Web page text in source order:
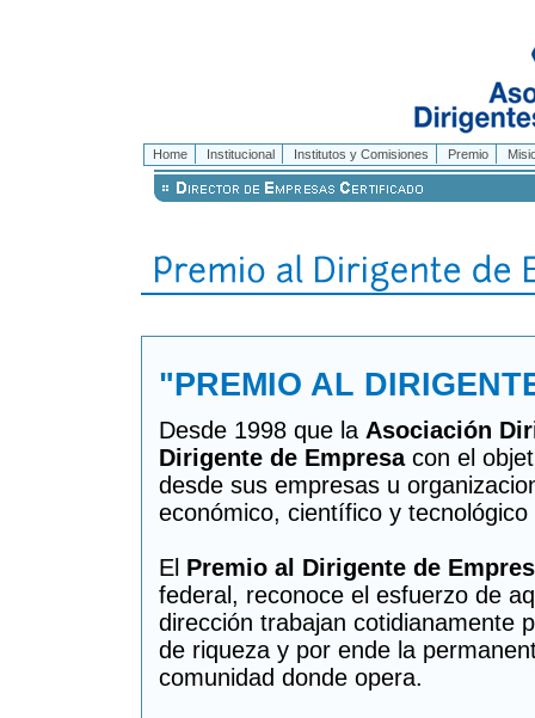
Home Institucional Institutos y Comisiones Premio
"PREMIO AL
Desde 1998 que la Asociación
Dirigente de Empresacon el
desde sus empresas u
económico, científico y
El Premio al Dirigente de
federal, reconoce el esfuerzo de
dirección trabajan cotidianamente
de riqueza y por ende la
comunidad donde opera.